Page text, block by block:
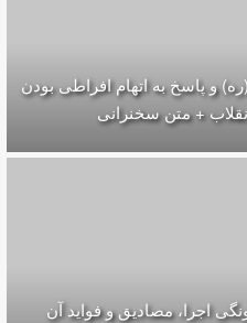
و پاسخ به اتهام افراطی بودن
+ متن سخنرانی
اجرا، مصادیق و فواید آن